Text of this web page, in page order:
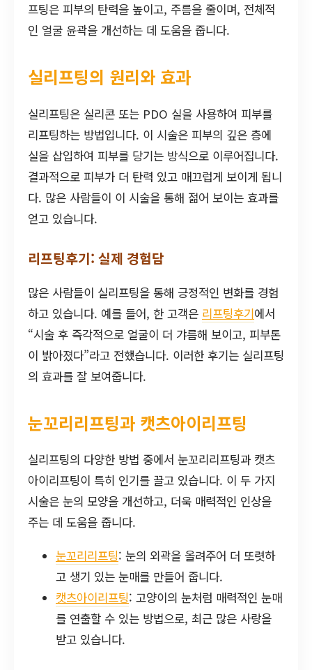
프팅은 피부의 탄력을 높이고, 주름을 줄이며, 전체적
인 얼굴 윤곽을 개선하는 데 도움을 줍니다.
실리프팅의 원리와 효과
실리프팅은 실리콘 또는 PDO 실을 사용하여 피부를
리프팅하는 방법입니다. 이 시술은 피부의 깊은 층에
실을 삽입하여 피부를 당기는 방식으로 이루어집니다.
결과적으로 피부가 더 탄력 있고 매끄럽게 보이게 됩니
다. 많은 사람들이 이 시술을 통해 젊어 보이는 효과를
얻고 있습니다.
리프팅후기: 실제 경험담
많은 사람들이 실리프팅을 통해 긍정적인 변화를 경험
하고 있습니다. 예를 들어, 한 고객은 리프팅후기에서
“시술 후 즉각적으로 얼굴이 더 갸름해 보이고, 피부톤
이 밝아졌다”라고 전했습니다. 이러한 후기는 실리프팅
의 효과를 잘 보여줍니다.
눈꼬리리프팅과 캣츠아이리프팅
실리프팅의 다양한 방법 중에서 눈꼬리리프팅과 캣츠
아이리프팅이 특히 인기를 끌고 있습니다. 이 두 가지
시술은 눈의 모양을 개선하고, 더욱 매력적인 인상을
주는 데 도움을 줍니다.
눈꼬리리프팅: 눈의 외곽을 올려주어 더 또렷하
고 생기 있는 눈매를 만들어 줍니다.
캣츠아이리프팅: 고양이의 눈처럼 매력적인 눈매
를 연출할 수 있는 방법으로, 최근 많은 사랑을
받고 있습니다.